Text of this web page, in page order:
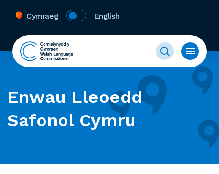
Cymraeg English
Enwau Lleoedd
Safonol Cymru